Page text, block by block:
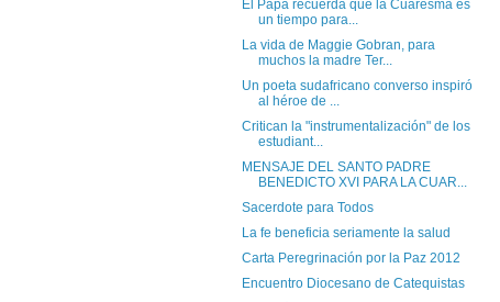
El Papa recuerda que la Cuaresma es
un tiempo para...
La vida de Maggie Gobran, para
muchos la madre Ter...
Un poeta sudafricano converso inspiró
al héroe de ...
Critican la "instrumentalización" de los
estudiant...
MENSAJE DEL SANTO PADRE
BENEDICTO XVI PARA LA CUAR...
Sacerdote para Todos
La fe beneficia seriamente la salud
Carta Peregrinación por la Paz 2012
Encuentro Diocesano de Catequistas